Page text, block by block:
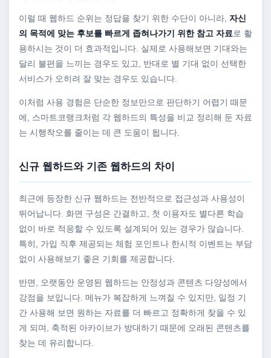
이럴 때 웹하드 순위는 정답을 찾기 위한 수단이 아니라, 자신
의 목적에 맞는 후보를 빠르게 좁혀나가기 위한 참고 자료로 활
용하시는 것이 더 효과적입니다. 실제로 사용해보면 기대와는
달리 불편을 느끼는 경우도 있고, 반대로 별 기대 없이 선택한
서비스가 오히려 잘 맞는 경우도 있습니다.
이처럼 사용 경험은 단순한 정보만으로 판단하기 어렵기 때문
에, 스마트코랭크처럼 각 웹하드의 특성을 비교 정리해 둔 자료
는 시행착오를 줄이는 데 큰 도움이 됩니다.
신규 웹하드와 기존 웹하드의 차이
최근에 등장한 신규 웹하드는 전반적으로 접근성과 사용성이
뛰어납니다. 화면 구성은 간결하고, 첫 이용자도 별다른 학습
없이 바로 적응할 수 있도록 설계되어 있는 경우가 많습니다.
특히, 가입 직후 제공되는 체험 포인트나 한시적 이벤트는 부담
없이 사용해보기 좋은 기회를 제공합니다.
반면, 오랫동안 운영된 웹하드는 안정성과 콘텐츠 다양성에서
강점을 보입니다. 메뉴가 복잡하게 느껴질 수 있지만, 일정 기
간 사용해 보면 원하는 자료를 더 빠르고 정확하게 찾을 수 있
게 되며, 축적된 아카이브가 방대하기 때문에 오래된 콘텐츠를
찾는 데 유리합니다.